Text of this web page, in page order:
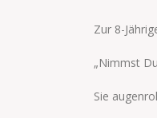
Zur 8-
„Nimmst
Sie